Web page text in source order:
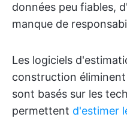
données peu fiables,
manque de
Les logiciels
construction
sont basés sur les
permettent d'estimer